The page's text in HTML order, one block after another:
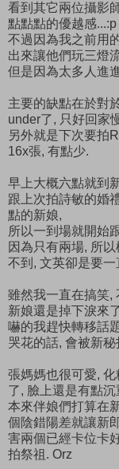
看到其它兩位攝影
點點點的優越感...:p
不過因為我之前用
出來讓他們玩三燈
但是因為太多人進
主要的缺點在於對
under了, 只好回家
另外就是下次要拍
16x張, 有點少.
早上大概六點就到
跟上次拍詩敏的婚
點的新娘,
所以一到場就開始
因為只有兩場, 所
不到, 文英卻是要一
雖然我一直在搞笑,
新娘還是掉下淚來
嚇的我趕快轉移話
哭花的話, 會被新秘
張媽媽也很可愛,
了, 臉上還是有點沉
本來伴娘們打算在
個陰錯陽差就讓新
害兩個已經卡位卡
拍祭祖. Orz